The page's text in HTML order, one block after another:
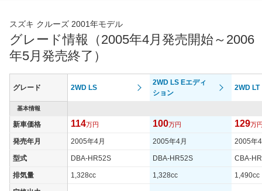
スズキ クルーズ 2001年モデル
グレード情報（2005年4月発売開始～2006
年5月発売終了）
グレード 2WD LS
2WD LS Eエディ
ション
2WD LT
基本情報
新車価格 114万円 100万円 129万
発売年月 2005年4月 2005年4月 2005年
型式 DBA-HR52S DBA-HR52S CBA-
排気量 1,328cc 1,328cc 1,490cc